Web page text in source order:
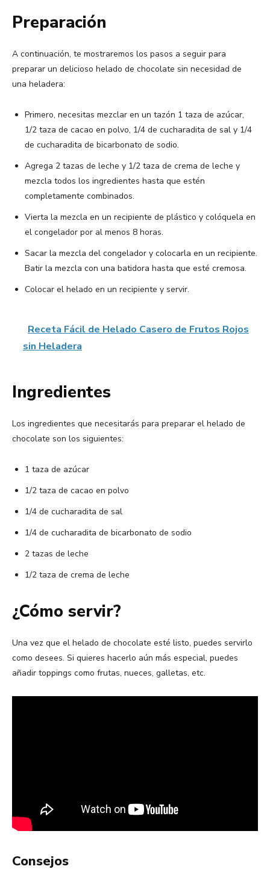
Preparación
A continuación, te mostraremos los pasos a seguir para
preparar un delicioso helado de chocolate sin necesidad de
una heladera:
Primero, necesitas mezclar en un tazón 1 taza de azúcar,
1/2 taza de cacao en polvo, 1/4 de cucharadita de sal y 1/4
de cucharadita de bicarbonato de sodio.
Agrega 2 tazas de leche y 1/2 taza de crema de leche y
mezcla todos los ingredientes hasta que estén
completamente combinados.
Vierta la mezcla en un recipiente de plástico y colóquela en
el congelador por al menos 8 horas.
Sacar la mezcla del congelador y colocarla en un recipiente.
Batir la mezcla con una batidora hasta que esté cremosa.
Colocar el helado en un recipiente y servir.
Receta Fácil de Helado Casero de Frutos Rojos
sin Heladera
Ingredientes
Los ingredientes que necesitarás para preparar el helado de
chocolate son los siguientes:
1 taza de azúcar
1/2 taza de cacao en polvo
1/4 de cucharadita de sal
1/4 de cucharadita de bicarbonato de sodio
2 tazas de leche
1/2 taza de crema de leche
¿Cómo servir?
Una vez que el helado de chocolate esté listo, puedes servirlo
como desees. Si quieres hacerlo aún más especial, puedes
añadir toppings como frutas, nueces, galletas, etc.
Consejos